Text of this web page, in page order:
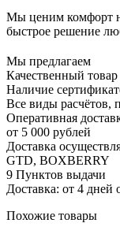
Мы ценим комфорт
быстрое решение
Мы предлагаем
Качественный товар
Наличие
Все виды расчётов,
Оперативная
от 5 000 рублей
Доставка
GTD, BOXBERRY
9 Пунктов выдачи
Доставка: от 4 дней
Похожие товары